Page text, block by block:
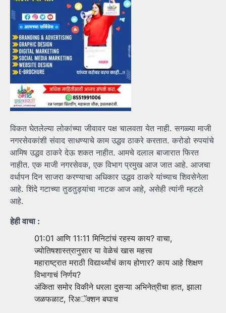
विकत घेतलेल्या लोकांच्या जीवावर पक्ष चालवता येत नाही. सगळ्या माजी
नगरसेवकांशी संवाद साधण्याचे काम उद्धव ठाकरे करतात. करोडो रुपयांचे
आमिष उद्धव ठाकरे देऊ शकत नाहीत. आमचे दलाल बाजारात फिरत
नाहीत. एक माजी नगरसेवक, एक विभाग प्रमुख आज जात आहे. आजचा
वर्धापन दिन साजरा करण्याचा अधिकार उद्धव ठाकरे यांच्याच शिवसेनेला
आहे. शिंदे गटाच्या तुडतुड्यांचा नाटक आज आहे, असेही त्यांनी म्हटले
आहे.
हेही वाचा :
01:01 आणि 11:11 मिनिटांचं रहस्य काय? वाचा,
ज्योतिषशास्त्रानुसार या वेळेचं खास महत्त्व
महाराष्ट्रात मराठी विद्यार्थ्यांचं काय होणार? काय आहे शिक्षण
विभागाचं निर्णय?
अंकिता समोर विकीने धरला दुसऱ्या अभिनेत्रीचा हात, झाला
जळफळाट, रिअॅक्शन बघाच